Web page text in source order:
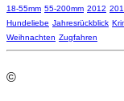
18-55mm 55-200mm 2012
Hundeliebe Jahresrückblick
Weihnachten Zugfahren
©